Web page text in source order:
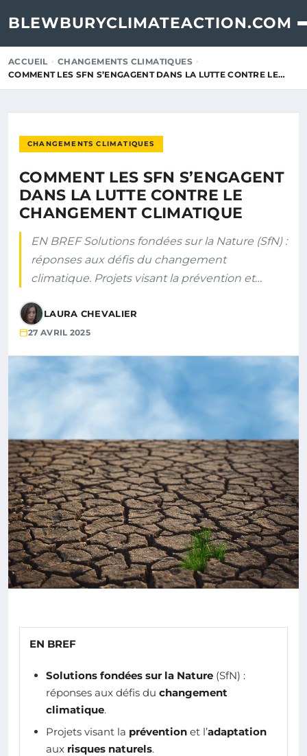
BLEWBURYCLIMATEACTION.COM
ACCUEIL
CHANGEMENTS CLIMATIQUES
COMMENT LES SFN S’ENGAGENT DANS LA LUTTE CONTRE LE…
CHANGEMENTS CLIMATIQUES
COMMENT LES SFN S’ENGAGENT
DANS LA LUTTE CONTRE LE
CHANGEMENT CLIMATIQUE
EN BREF Solutions fondées sur la Nature (SfN) :
réponses aux défis du changement
climatique. Projets visant la prévention et…
LAURA CHEVALIER
27 AVRIL 2025
EN BREF
Solutions fondées sur la Nature (SfN) :
réponses aux défis du changement
climatique.
Projets visant la prévention et l’adaptation
aux risques naturels.